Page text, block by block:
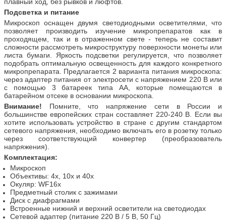
Подсветка и питание
Микроскоп оснащен двумя светодиодными осветителями, что
позволяет производить изучение микропрепаратов как в
проходящем, так и в отраженном свете - теперь не составит
сложности рассмотреть микроструктуру поверхности монеты или
листа бумаги. Яркость подсветки регулируется, что позволяет
подобрать оптимальную освещенность для каждого конкретного
микропрепарата. Предлагается 2 варианта питания микроскопа:
через адаптер питания от электросети с напряжением 220 В или
с помощью 3 батареек типа АА, которые помещаются в
батарейном отсеке в основании микроскопа.
Внимание! Помните, что напряжение сети в России и
большинстве европейских стран составляет 220-240 В. Если вы
хотите использовать устройство в стране с другим стандартом
сетевого напряжения, необходимо включать его в розетку только
через соответствующий конвертер (преобразователь
напряжения).
Комплектация:
Микроскоп
Объективы: 4х, 10х и 40х
Окуляр: WF16х
Предметный столик с зажимами
Диск с диафрагмами
Встроенные нижний и верхний осветители на светодиодах
Сетевой адаптер (питание 220 В / 5 В, 50 Гц)